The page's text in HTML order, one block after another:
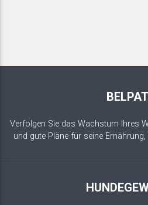
Verfolgen Sie das Wachstum Ihres
und gute Pläne für seine